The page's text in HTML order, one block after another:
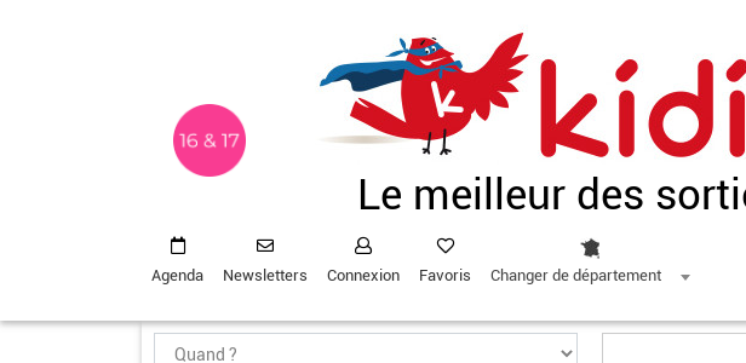
Le meilleur des
Agenda Newsletters Connexion Favoris Changer de département